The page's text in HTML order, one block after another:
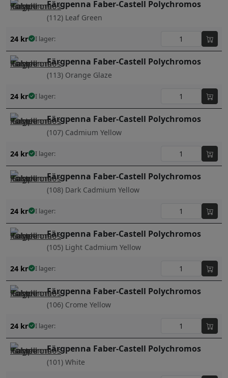
Färgpenna Faber-Castell Polychromos
(112) Leaf Green
24 kr I lager:
Färgpenna Faber-Castell Polychromos
(113) Orange Glaze
24 kr I lager:
Färgpenna Faber-Castell Polychromos
(107) Cadmium Yellow
24 kr I lager:
Färgpenna Faber-Castell Polychromos
(108) Dark Cadmium Yellow
24 kr I lager:
Färgpenna Faber-Castell Polychromos
(105) Light Cadmium Yellow
24 kr I lager:
Färgpenna Faber-Castell Polychromos
(106) Crome Yellow
24 kr I lager:
Färgpenna Faber-Castell Polychromos
(101) White